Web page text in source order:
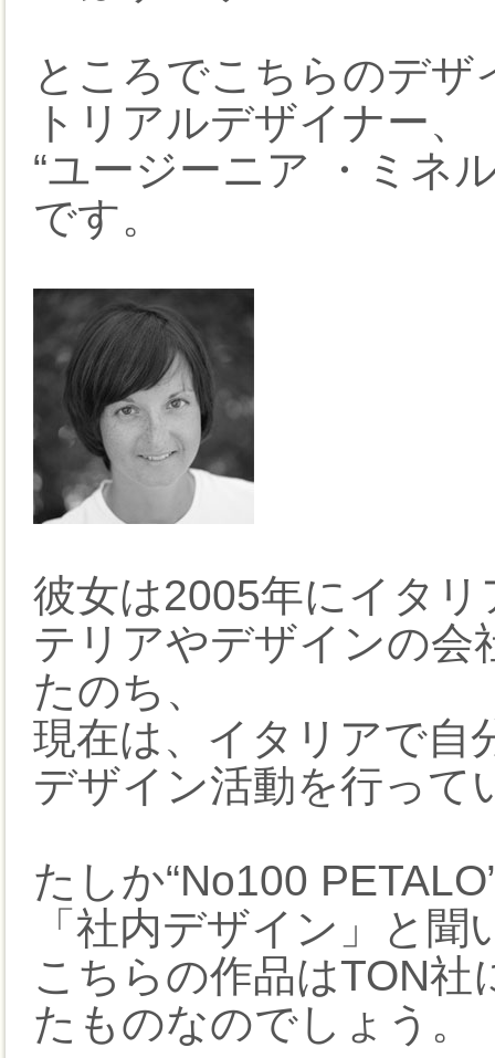
ところでこちらのデ
トリアルデザイナー、
“ユージーニア ・ミネ
です。
彼女は2005年にイタ
テリアやデザインの会
たのち、
現在は、イタリアで自
デザイン活動を行って
たしか“No100
「社内デザイン」と
こちらの作品はTON
たものなのでしょう。